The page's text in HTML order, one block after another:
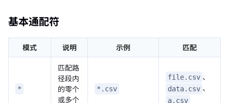
基本通配符
模式 说明 示例 匹配
*
匹配路
径段内
的零个
或多个
*.csv
file.csv 、
data.csv 、
a.csv